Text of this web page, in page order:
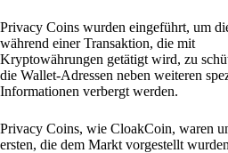
Privacy Coins wurden eingeführt, um
während einer Transaktion, die mit
Kryptowährungen getätigt wird, zu
die Wallet-Adressen neben weiteren
Informationen verbergt werden.
Privacy Coins, wie CloakCoin, waren
ersten, die dem Markt vorgestellt